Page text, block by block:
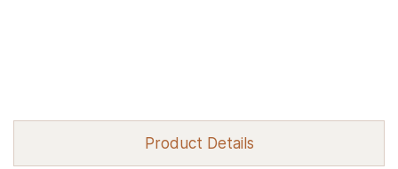
Product Details